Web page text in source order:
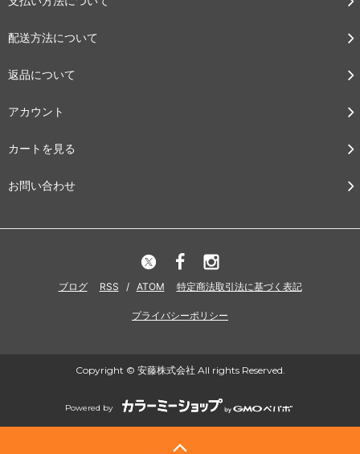
配送方法について
返品について
アカウント
カートを見る
お問い合わせ
ブログ RSS / ATOM 特定商法取引法に基づく表記
プライバシーポリシー
Copyright © 安藤株式会社 All rights Reserved.
Powered by